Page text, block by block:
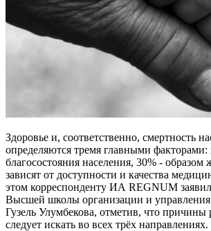
Здоровье и, соответственно, смертность
определяются тремя главными
благосостояния населения, 30% -
зависят от доступности и качества
этом корреспонденту ИА REGNUM
Высшей школы организации и управления
Гузель Улумбекова, отметив, что причины
следует искать во всех трёх направлениях.